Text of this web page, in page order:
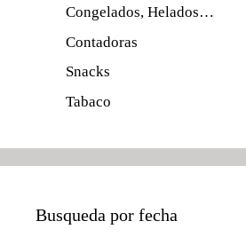
Congelados, Helados…
Contadoras
Snacks
Tabaco
Busqueda por fecha